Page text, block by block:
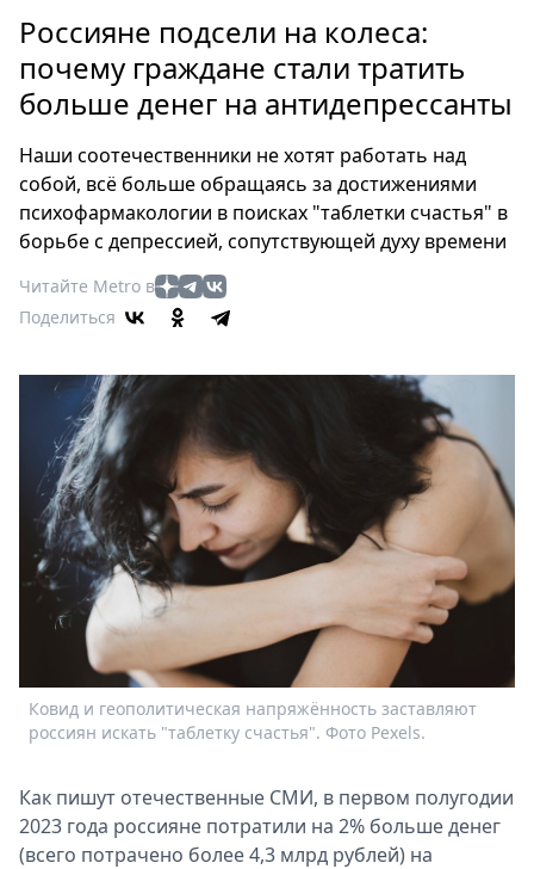
Россия
Мир
Здоровье
Туризм
Мода
Театр
Кино
Афиша
Книги
Выставки
Пресс-
релизы
О
Metro
Стримы
Спецпроекты
Звезды
Выборы
2026
Скачай
Metro
Россияне подсели на колеса:
почему граждане стали тратить
больше денег на антидепрессанты
Наши соотечественники не хотят работать над
собой, всё больше обращаясь за достижениями
психофармакологии в поисках "таблетки счастья" в
борьбе с депрессией, сопутствующей духу времени
Читайте Metro в
Поделиться
Ковид и геополитическая напряжённость заставляют
россиян искать "таблетку счастья". Фото Pexels.
Как пишут отечественные СМИ, в первом полугодии
2023 года россияне потратили на 2% больше денег
(всего потрачено более 4,3 млрд рублей) на